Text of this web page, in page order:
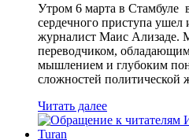
Утром 6 марта в Стамбуле
сердечного приступа
журналист Маис Ализаде.
переводчиком,
мышлением и глубоким
сложностей
Читать далее